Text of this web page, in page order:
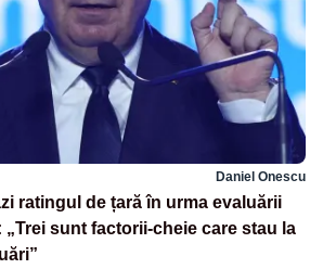
Daniel Onescu
ratingul de țară în urma evaluării
„Trei sunt factorii-cheie care stau la